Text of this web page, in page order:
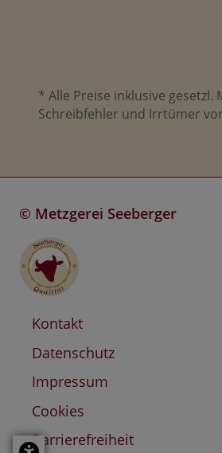
* Alle Preise inklusive gesetzl.
Schreibfehler und Irrtümer
© Metzgerei Seeberger
Kontakt
Datenschutz
Impressum
Cookies
Barrierefreiheit